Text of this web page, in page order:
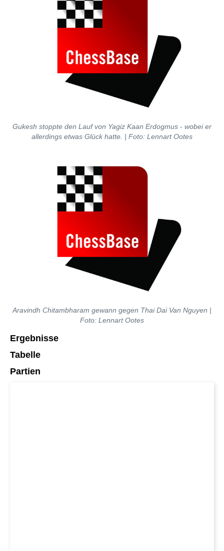
Gukesh stoppte den Lauf von Yagiz Kaan Erdogmus - wobei er
allerdings etwas Glück hatte. | Foto: Lennart Ootes
Aravindh Chitambharam gewann gegen Thai Dai Van Nguyen |
Foto: Lennart Ootes
Ergebnisse
Tabelle
Partien